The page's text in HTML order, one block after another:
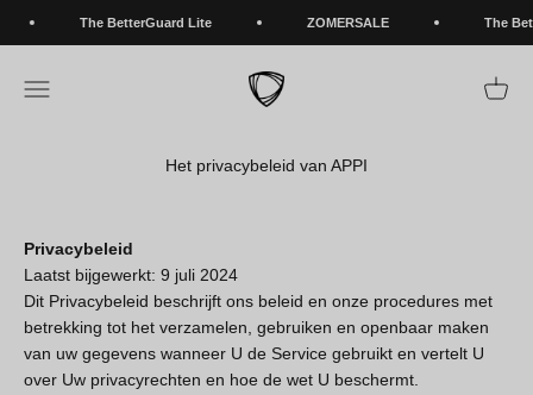
The BetterGuard Lite ZOMERSALE The
Navigatiemenu openen
BETTERGUARDS
Het privacybeleid van APPI
Privacybeleid
Laatst bijgewerkt: 9 juli 2024
Dit Privacybeleid beschrijft ons beleid en onze procedures met
betrekking tot het verzamelen, gebruiken en openbaar maken
van uw gegevens wanneer U de Service gebruikt en vertelt U
over Uw privacyrechten en hoe de wet U beschermt.